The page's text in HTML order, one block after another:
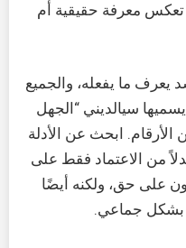
معرفة حقيقية أم
يعرف ما يفعله، والجميع
سيالديني “الجهل
الأرقام. ابحث عن الأدلة
من الاعتماد فقط على
على حق، ولكنه أيضًا
بشكل جماعي.